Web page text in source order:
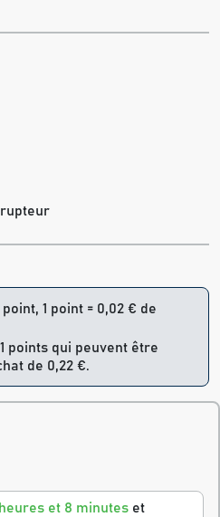
point, 1 point = 0,02 € de
points qui peuvent être
de 0,22 €.
et 8 minutes et